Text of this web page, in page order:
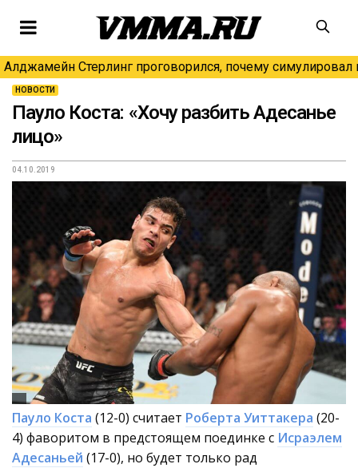
Алджамейн Стерлинг проговорился, почему симулировал
НОВОСТИ
Пауло Коста: «Хочу разбить Адесанье
лицо»
04.10.2019
Пауло Коста (12-0) считает Роберта Уиттакера (20-
4) фаворитом в предстоящем поединке с Исраэлем
Адесаньей (17-0), но будет только рад